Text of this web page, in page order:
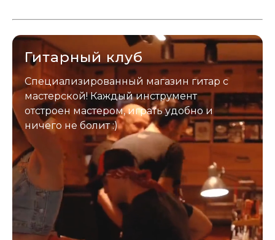
застрахован. Случись что -
Гитарный клуб
Специализированный магазин гитар с
мастерской! Каждый инструмент
отстроен мастером, играть удобно и
ничего не болит :)